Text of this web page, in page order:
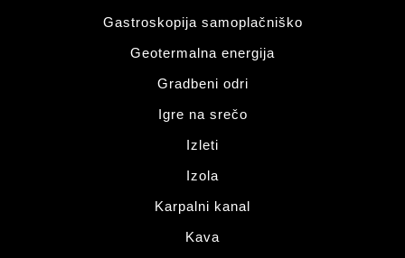
Gastroskopija samoplačniško
Geotermalna energija
Gradbeni odri
Igre na srečo
Izleti
Izola
Karpalni kanal
Kava